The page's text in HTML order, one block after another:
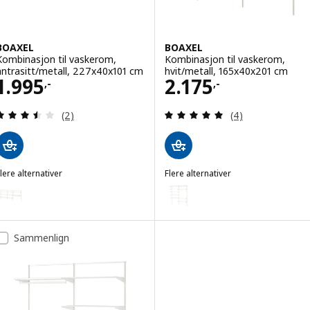
til vaskerom,
metall, 227x40x101 cm
,-
1995,-
Gjennomgang: 3.5 av 5 stjerner. Samlede
(2)
alternativer
BOAXEL, Kombinasjon til vaskerom, hvit/metall,
BOAXEL, Kombinasjon til vaskerom, hvit, 227x40x101 cm
BOAXEL
Kombinasjon til vaskerom,
hvit/metall, 165x40x201 cm
2.175,-
Pris 2175,-
Gjennomgang:
(4)
Flere alternativer
BOAXEL
Alternativ: BOAXEL,
Alternativ: BOAXEL,
Sammenlign